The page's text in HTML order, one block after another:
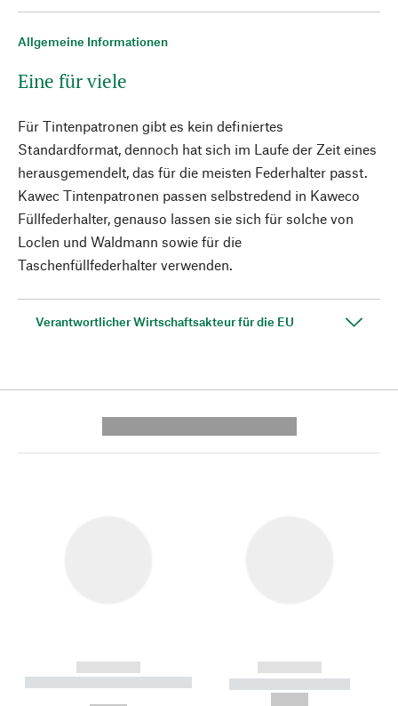
Allgemeine Informationen
Eine für viele
Für Tintenpatronen gibt es kein definiertes
Standardformat, dennoch hat sich im Laufe der Zeit eines
herausgemendelt, das für die meisten Federhalter passt.
Kawec Tintenpatronen passen selbstredend in Kaweco
Füllfederhalter, genauso lassen sie sich für solche von
Loclen und Waldmann sowie für die
Taschenfüllfederhalter verwenden.
Verantwortlicher Wirtschaftsakteur für die EU
------------
----------- ----------- --------
------------
----------- -----------